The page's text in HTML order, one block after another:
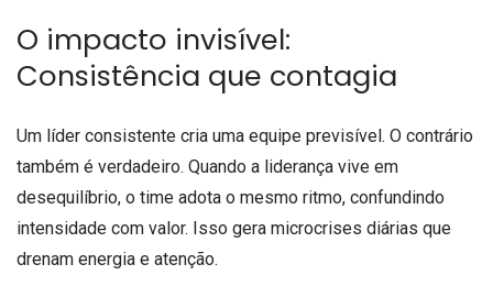
O impacto invisível:
Consistência que contagia
Um líder consistente cria uma equipe previsível. O contrário
também é verdadeiro. Quando a liderança vive em
desequilíbrio, o time adota o mesmo ritmo, confundindo
intensidade com valor. Isso gera microcrises diárias que
drenam energia e atenção.